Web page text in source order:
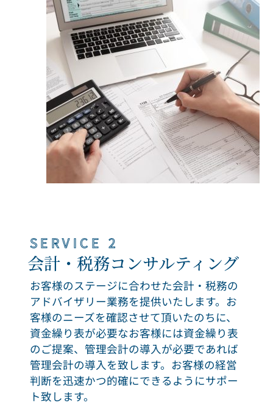
SERVICE 2
会計・税務コンサルティング
お客様のステージに合わせた会計・税務の
アドバイザリー業務を提供いたします。お
客様のニーズを確認させて頂いたのちに、
資金繰り表が必要なお客様には資金繰り表
のご提案、管理会計の導入が必要であれば
管理会計の導入を致します。お客様の経営
判断を迅速かつ的確にできるようにサポー
ト致します。